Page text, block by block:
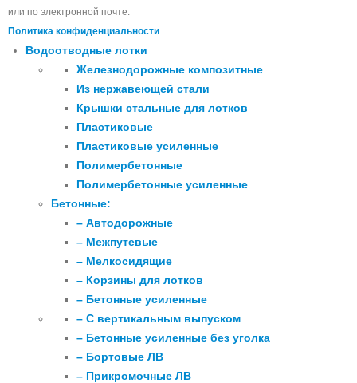
или по электронной почте.
Политика конфиденциальности
Водоотводные лотки
Железнодорожные композитные
Из нержавеющей стали
Крышки стальные для лотков
Пластиковые
Пластиковые усиленные
Полимербетонные
Полимербетонные усиленные
Бетонные:
– Автодорожные
– Межпутевые
– Мелкосидящие
– Корзины для лотков
– Бетонные усиленные
– С вертикальным выпуском
– Бетонные усиленные без уголка
– Бортовые ЛВ
– Прикромочные ЛВ